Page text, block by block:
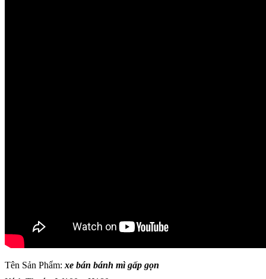
Tên Sản Phẩm: xe bán bánh mì gấp gọn